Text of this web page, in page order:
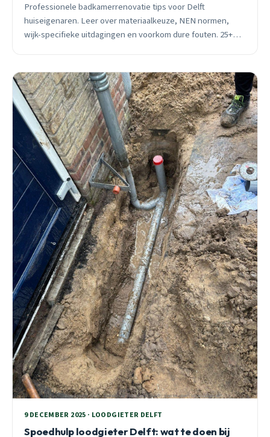
Professionele badkamerrenovatie tips voor Delft
huiseigenaren. Leer over materiaalkeuze, NEN normen,
wijk-specifieke uitdagingen en voorkom dure fouten. 25+
9 DECEMBER 2025 · LOODGIETER DELFT
Spoedhulp loodgieter Delft: wat te doen bij